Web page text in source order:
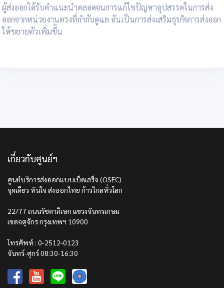
ผู้ส่งออกได้รับคำแนะนำตลอดจนการแก้ไขปัญหาอุปสรรคในการส่ง
ออกจากหน่วยงานตรงที่กำกับดูแล อันเป็นการส่งเสริมธุรกิจการส่งออก
ให้ขยายตัวเพิ่มขึ้น
เกี่ยวกับศูนย์ฯ
ศูนย์บริการส่งออกแบบเบ็ดเสร็จ (OSEC)
จุดเดียว ทันใจ ส่งออกไทย ก้าวไกลทั่วโลก
22/77 ถนนรัชดาภิเษก แขวงจันทรเกษม
เขตจตุจักร กรุงเทพฯ 10900
โทรศัพท์ : 0-2512-0123
จันทร์-ศุกร์ 08:30-16:30